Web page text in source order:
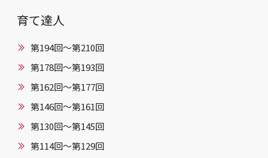
育て達人
第194回～第210回
第178回～第193回
第162回～第177回
第146回〜第161回
第130回〜第145回
第114回〜第129回